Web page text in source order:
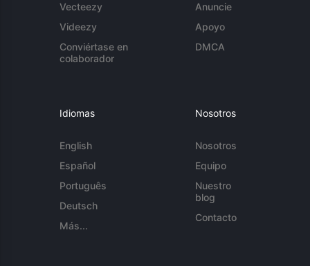
Vecteezy
Videezy
Conviértase en
colaborador
Anuncie
Apoyo
DMCA
Idiomas
English
Español
Português
Deutsch
Más...
Nosotros
Nosotros
Equipo
Nuestro
blog
Contacto